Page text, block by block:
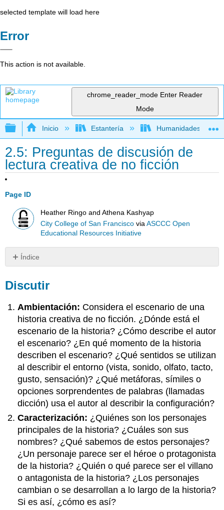
selected template will load here
Error
This action is not available.
chrome_reader_mode Enter Reader
Mode
Expandir/contraer jerarquía global
Inicio Estantería Humanidades
2.5: Preguntas de discusión de
lectura creativa de no ficción
Page ID
Heather Ringo and Athena Kashyap
City College of San Francisco viaASCCC Open
Educational Resources Initiative
Índice
Aplicar
Discutir
Ambientación: Considera el escenario de una
historia creativa de no ficción. ¿Dónde está el
escenario de la historia? ¿Cómo describe el autor
el escenario? ¿En qué momento de la historia
describen el escenario? ¿Qué sentidos se utilizan
al describir el entorno (vista, sonido, olfato, tacto,
gusto, sensación)? ¿Qué metáforas, símiles o
opciones sorprendentes de palabras (llamadas
dicción) usa el autor al describir la configuración?
Caracterización: ¿Quiénes son los personajes
principales de la historia? ¿Cuáles son sus
nombres? ¿Qué sabemos de estos personajes?
¿Un personaje parece ser el héroe o protagonista
de la historia? ¿Quién o qué parece ser el villano
o antagonista de la historia? ¿Los personajes
cambian o se desarrollan a lo largo de la historia?
Si es así, ¿cómo es así?